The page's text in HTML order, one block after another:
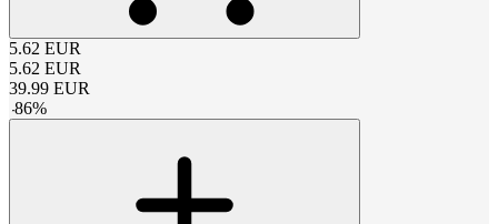
5.62 EUR
5.62 EUR
39.99 EUR
-86%